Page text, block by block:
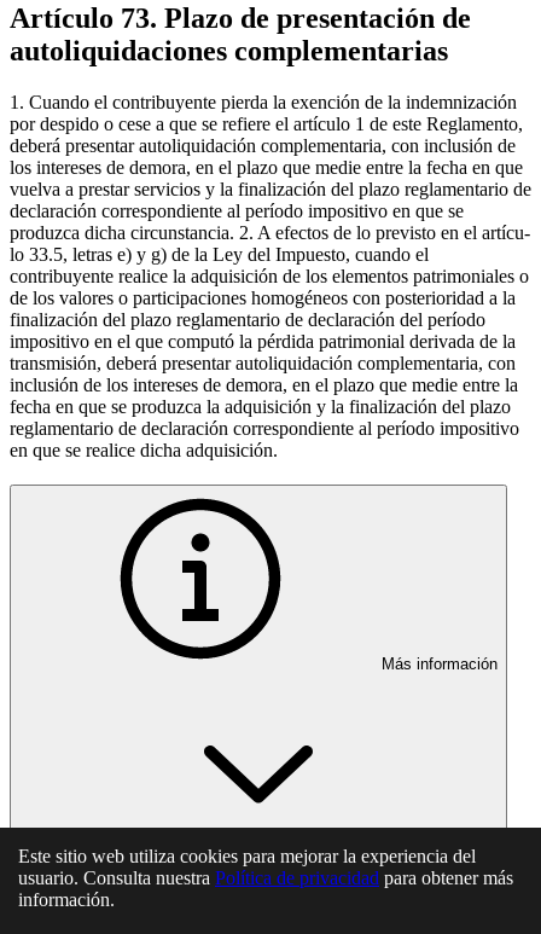
Artículo 73. Plazo de presentación de
autoliquidaciones complementarias
1. Cuando el contribuyente pierda la exención de la indemnización
por despido o cese a que se refiere el artícu­lo 1 de este Reglamento,
deberá presentar autoliquidación complementaria, con inclusión de
los intereses de demora, en el plazo que medie entre la fecha en que
vuelva a prestar servicios y la finalización del plazo reglamentario de
declaración correspondiente al período impositivo en que se
produzca dicha circunstancia. 2. A efectos de lo previsto en el artícu­
lo 33.5, letras e) y g) de la Ley del Impuesto, cuando el
contribuyente realice la adquisición de los elementos patrimoniales o
de los valores o participaciones homogéneos con posterioridad a la
finalización del plazo reglamentario de declaración del período
impositivo en el que computó la pérdida patrimonial derivada de la
transmisión, deberá presentar autoliquidación complementaria, con
inclusión de los intereses de demora, en el plazo que medie entre la
fecha en que se produzca la adquisición y la finalización del plazo
reglamentario de declaración correspondiente al período impositivo
en que se realice dicha adquisición.
Más información
En esta página
Este sitio web utiliza cookies para mejorar la experiencia del
usuario. Consulta nuestra Política de privacidad para obtener más
información.